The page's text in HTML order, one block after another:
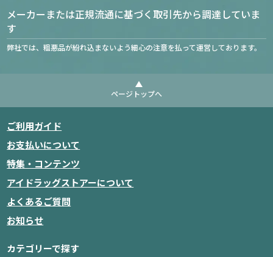
メーカーまたは正規流通に基づく取引先から調達していま
す
弊社では、粗悪品が紛れ込まないよう細心の注意を払って運営しております。
ページトップへ
ご利用ガイド
お支払いについて
特集・コンテンツ
アイドラッグストアーについて
よくあるご質問
お知らせ
カテゴリーで探す